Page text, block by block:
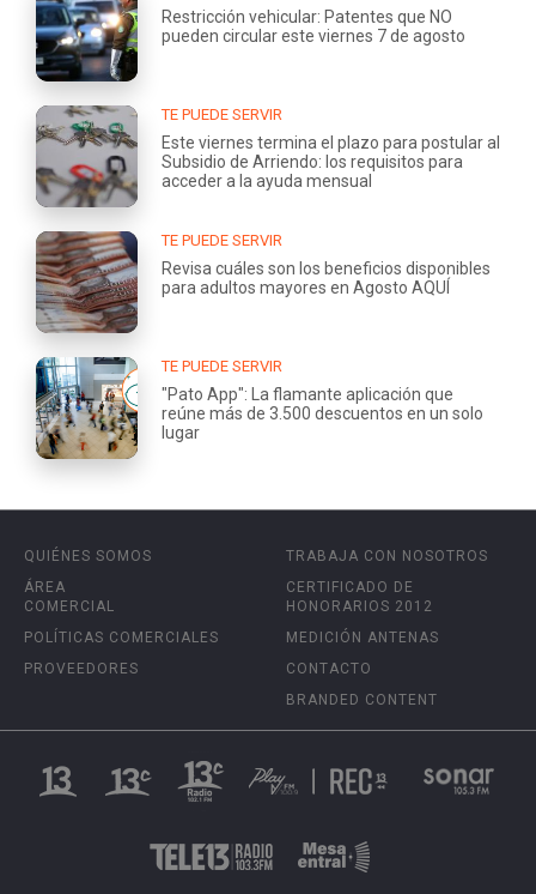
Restricción vehicular: Patentes que NO
pueden circular este viernes 7 de agosto
TE PUEDE SERVIR
Este viernes termina el plazo para postular al
Subsidio de Arriendo: los requisitos para
acceder a la ayuda mensual
TE PUEDE SERVIR
Revisa cuáles son los beneficios disponibles
para adultos mayores en Agosto AQUÍ
TE PUEDE SERVIR
"Pato App": La flamante aplicación que
reúne más de 3.500 descuentos en un solo
lugar
QUIÉNES SOMOS
ÁREA
COMERCIAL
POLÍTICAS COMERCIALES
PROVEEDORES
TRABAJA CON NOSOTROS
CERTIFICADO DE
HONORARIOS 2012
MEDICIÓN ANTENAS
CONTACTO
BRANDED CONTENT